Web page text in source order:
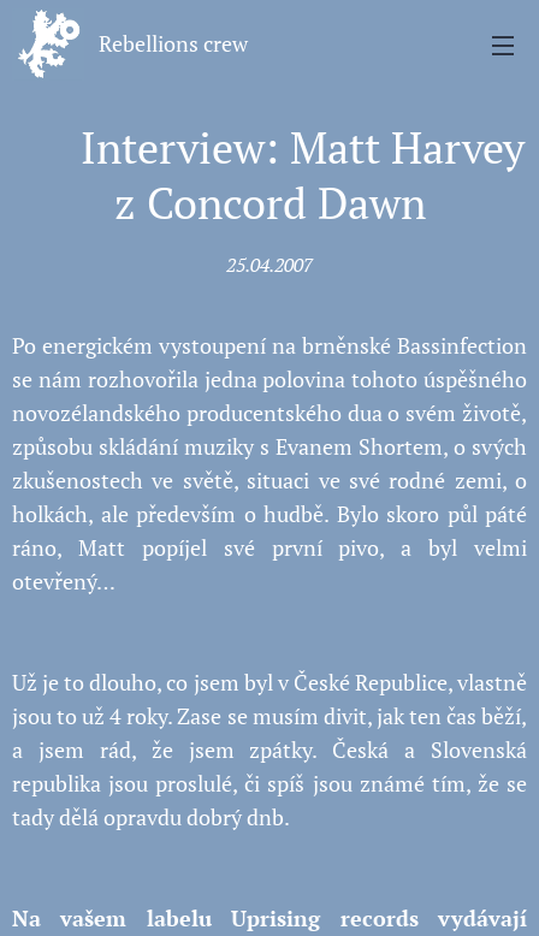
Rebellions crew
🗣️ Interview: Matt Harvey
z Concord Dawn
25.04.2007
Po energickém vystoupení na brněnské Bassinfection
se nám rozhovořila jedna polovina tohoto úspěšného
novozélandského producentského dua o svém životě,
způsobu skládání muziky s Evanem Shortem, o svých
zkušenostech ve světě, situaci ve své rodné zemi, o
holkách, ale především o hudbě. Bylo skoro půl páté
ráno, Matt popíjel své první pivo, a byl velmi
otevřený…
Už je to dlouho, co jsem byl v České Republice, vlastně
jsou to už 4 roky. Zase se musím divit, jak ten čas běží,
a jsem rád, že jsem zpátky. Česká a Slovenská
republika jsou proslulé, či spíš jsou známé tím, že se
tady dělá opravdu dobrý dnb.
Na vašem labelu Uprising records vydávají